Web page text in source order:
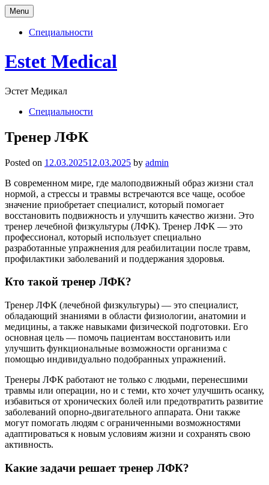
Menu
Специальности
Skip
to
Estet Medical
Эстет Медикал
Специальности
Тренер ЛФК
Posted on 12.03.202512.03.2025 by admin
В современном мире, где малоподвижный образ жизни стал
нормой, а стрессы и травмы встречаются все чаще, особое
значение приобретает специалист, который помогает
восстановить подвижность и улучшить качество жизни. Это
тренер лечебной физкультуры (ЛФК). Тренер ЛФК — это
профессионал, который использует специально
разработанные упражнения для реабилитации после травм,
профилактики заболеваний и поддержания здоровья.
Кто такой тренер ЛФК?
Тренер ЛФК (лечебной физкультуры) — это специалист,
обладающий знаниями в области физиологии, анатомии и
медицины, а также навыками физической подготовки. Его
основная цель — помочь пациентам восстановить или
улучшить функциональные возможности организма с
помощью индивидуально подобранных упражнений.
Тренеры ЛФК работают не только с людьми, перенесшими
травмы или операции, но и с теми, кто хочет улучшить осанку,
избавиться от хронических болей или предотвратить развитие
заболеваний опорно-двигательного аппарата. Они также
могут помогать людям с ограниченными возможностями
адаптироваться к новым условиям жизни и сохранять свою
активность.
Какие задачи решает тренер ЛФК?